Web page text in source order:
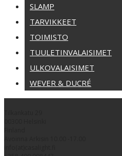
SLAMP
TARVIKKEET
TOIMISTO
TUULETINVALAISIMET
ULKOVALAISIMET
WEVER & DUCRÉ